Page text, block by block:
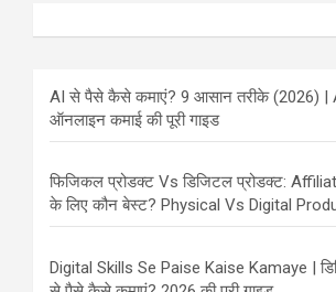
AI से पैसे कैसे कमाएं? 9 आसान तरीके (2026) |
ऑनलाइन कमाई की पूरी गाइड
फिजिकल प्रोडक्ट Vs डिजिटल प्रोडक्ट:
के लिए कौन बेस्ट? Physical Vs Digital
Digital Skills Se Paise Kaise Kamaye |